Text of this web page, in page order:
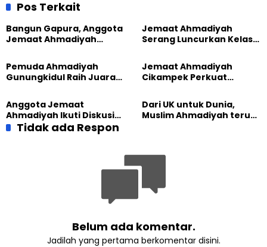
Wahid
Pos Terkait
Bangun Gapura, Anggota
Jemaat Ahmadiyah
Sambut HUT RI ke-81
Jemaat Ahmadiyah
Serang Luncurkan Kelas
Generasi Unggul
Pemuda Ahmadiyah
Gunungkidul Raih Juara
Jemaat Ahmadiyah
Cikampek Perkuat
Lewat Pengajian
Gabungan
Anggota Jemaat
Ahmadiyah Ikuti Diskusi
Pluralisme di Yogyakarta
Dari UK untuk Dunia,
Muslim Ahmadiyah terus
Tidak ada Respon
Belum ada komentar.
Jadilah yang pertama berkomentar disini.